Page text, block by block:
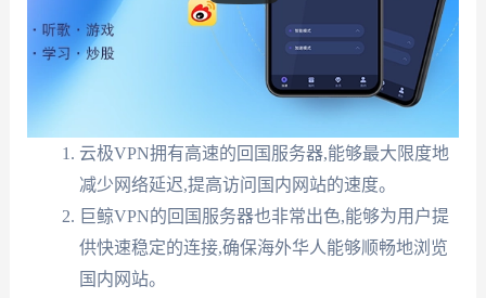
云极VPN拥有高速的回国服务器,能够最大限度地
减少网络延迟,提高访问国内网站的速度。
巨鲸VPN的回国服务器也非常出色,能够为用户提
供快速稳定的连接,确保海外华人能够顺畅地浏览
国内网站。